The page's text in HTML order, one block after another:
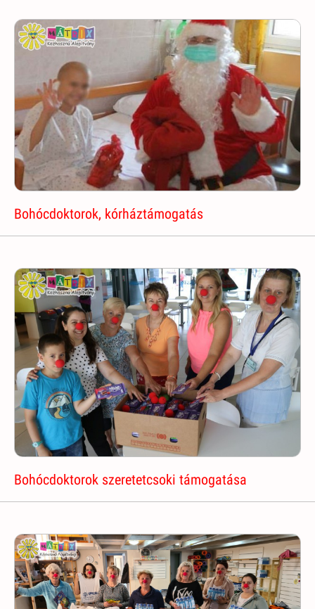
Bohócdoktorok, kórháztámogatás
Bohócdoktorok szeretetcsoki támogatása